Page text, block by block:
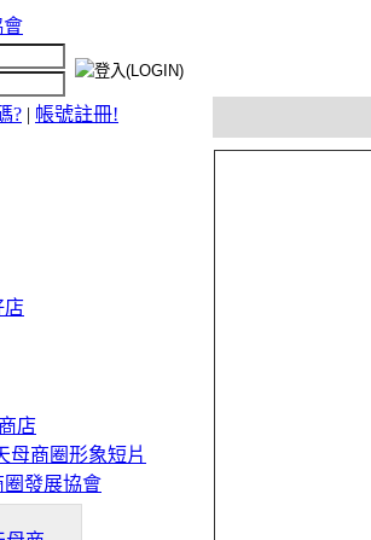
? | 帳號註冊!
店